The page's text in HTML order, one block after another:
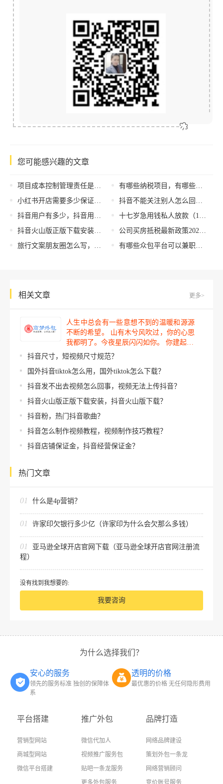
您可能感兴趣的文章
项目成本控制管理责任是，成本管理责任？
小红书开店需要多少保证金才能开通，小红书开店有保证金吗
抖音用户有多少，抖音用户有多少亿？
抖音火山版正版下载安装，抖音火山版下载？
旅行文案朋友圈怎么写，旅行文案朋友圈怎么写简单？
有哪些纳税项目，有哪些纳税项目_？
抖音不能关注别人怎么回事，抖音不能关注别人怎么回事是被拉黑了？
十七岁急用钱私人放款（17岁私人放款那能借到）
公司买房抵税最新政策2022（公司买房和个人买房哪个划算）
有哪些众包平台可以兼职挣钱，众包兼职哪个平台好？
相关文章 更多>
人生中总会有一些意想不到的温暖和源源
不断的希望。 山有木兮风吹过，你的心思
我都明了。今夜星辰闪闪如你。 你建起…
抖音尺寸，短视频尺寸规范？
国外抖音tiktok怎么用，国外tiktok怎么下载？
抖音发不出去视频怎么回事，视频无法上传抖音？
抖音火山版正版下载安装，抖音火山版下载？
抖音粉，热门抖音歌曲？
抖音怎么制作视频教程，视频制作技巧教程？
抖音店铺保证金，抖音经营保证金？
热门文章
01 什么是4p营销？
01 许家印欠银行多少亿（许家印为什么会欠那么多钱）
01
亚马逊全球开店官网下载（亚马逊全球开店官网注册流
程）
没有找到我想要的:
我要咨询
为什么选择我们？
安心的服务
领先的服务标准 独创的保障体
系
透明的价格
最优惠的价格 无任何隐形费用
平台搭建
营销型网站
商城型网站
微信平台搭建
推广外包
微信代加人
视频推广服务包
贴吧一条龙服务
更多外包服务
品牌打造
网络品牌建设
策划外包一条龙
网络营销顾问
竞价账号服务